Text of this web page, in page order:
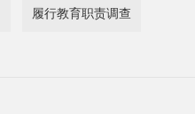
履行教育职责调查